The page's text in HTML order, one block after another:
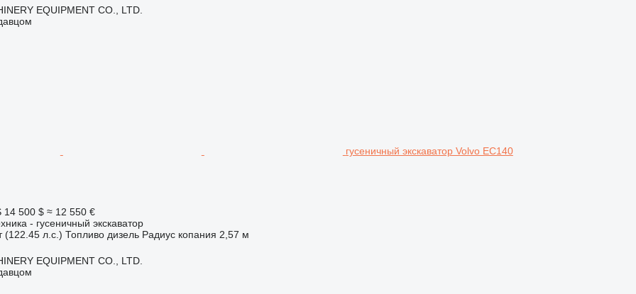
EQUIPMENT CO., LTD.
гусеничный экскаватор Volvo EC140
14 500 $ ≈ 12 550 €
- гусеничный экскаватор
(122.45 л.с.) Топливо дизель Радиус копания 2,57 м
EQUIPMENT CO., LTD.